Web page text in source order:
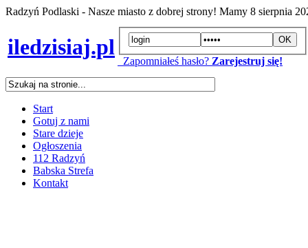
Radzyń Podlaski - Nasze miasto z dobrej strony! Mamy 8 sierpnia
iledzisiaj.pl
Zapomniałeś hasło? Zarejestruj się!
Start
Gotuj z nami
Stare dzieje
Ogłoszenia
112 Radzyń
Babska Strefa
Kontakt